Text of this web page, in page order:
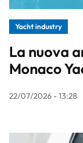
Yacht industry
La nuova
Monaco
22/07/2026 - 13:28